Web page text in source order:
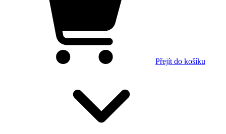
Přejít do košíku